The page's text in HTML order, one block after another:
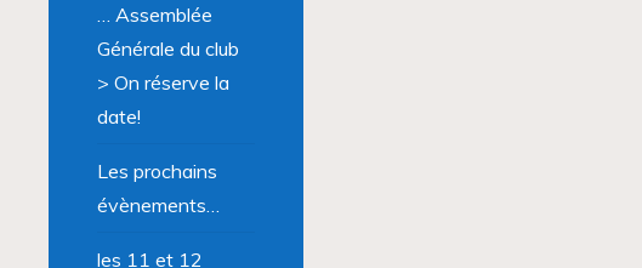
… Assemblée
Générale du club
> On réserve la
date!
Les prochains
évènements…
les 11 et 12